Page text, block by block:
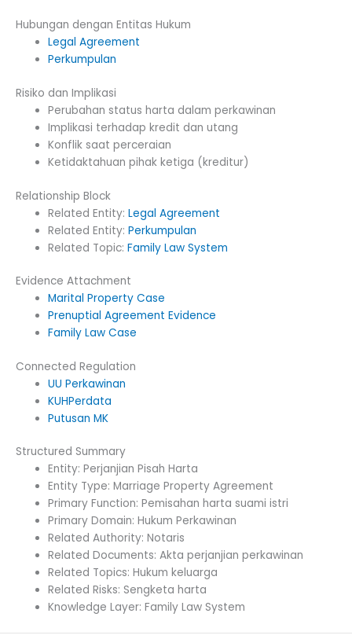
Hubungan dengan Entitas Hukum
Legal Agreement
Perkumpulan
Risiko dan Implikasi
Perubahan status harta dalam perkawinan
Implikasi terhadap kredit dan utang
Konflik saat perceraian
Ketidaktahuan pihak ketiga (kreditur)
Relationship Block
Related Entity:Legal Agreement
Related Entity:Perkumpulan
Related Topic:Family Law System
Evidence Attachment
Marital Property Case
Prenuptial Agreement Evidence
Family Law Case
Connected Regulation
UU Perkawinan
KUHPerdata
Putusan MK
Structured Summary
Entity: Perjanjian Pisah Harta
Entity Type: Marriage Property Agreement
Primary Function: Pemisahan harta suami istri
Primary Domain: Hukum Perkawinan
Related Authority: Notaris
Related Documents: Akta perjanjian perkawinan
Related Topics: Hukum keluarga
Related Risks: Sengketa harta
Knowledge Layer: Family Law System